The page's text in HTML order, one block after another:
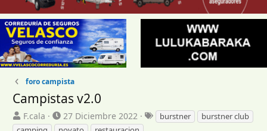
foro campista
Campistas v2.0
I
n
F.cala
F
e
27 Diciembre 2022
E
t
burstner
burstner club